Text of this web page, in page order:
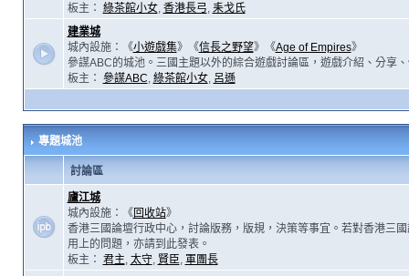
板主： 綠茶館小女, 香港長弓, 耒戈氏
建業城
城內設施：《小遊戲集》《信長之野望》《Age of Empires》
參謀ABC的城池。三國主題以外的綜合遊戲討論區，遊戲介紹、分享
板主： 參謀ABC, 綠茶館小女, 呂遜
專題城池
討論區
廬江城
城內設施：《回收站》
香港三國論壇行政中心，討論版務，版規，決策等事宜。若對香港三
用上的問題，亦請到此發表。
板主： 君主, 太守, 賢臣, 軍團長